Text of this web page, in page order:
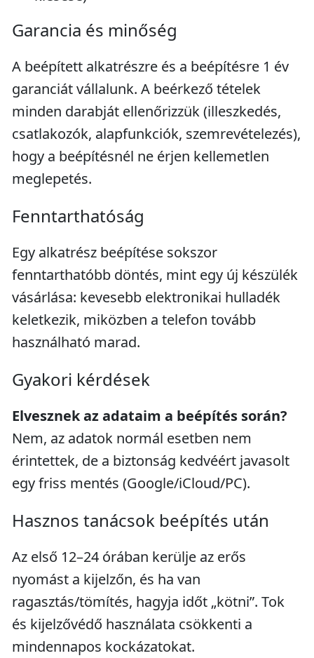
Garancia és minőség
A beépített alkatrészre és a beépítésre 1 év
garanciát vállalunk. A beérkező tételek
minden darabját ellenőrizzük (illeszkedés,
csatlakozók, alapfunkciók, szemrevételezés),
hogy a beépítésnél ne érjen kellemetlen
meglepetés.
Fenntarthatóság
Egy alkatrész beépítése sokszor
fenntarthatóbb döntés, mint egy új készülék
vásárlása: kevesebb elektronikai hulladék
keletkezik, miközben a telefon tovább
használható marad.
Gyakori kérdések
Elvesznek az adataim a beépítés során?
Nem, az adatok normál esetben nem
érintettek, de a biztonság kedvéért javasolt
egy friss mentés (Google/iCloud/PC).
Hasznos tanácsok beépítés után
Az első 12–24 órában kerülje az erős
nyomást a kijelzőn, és ha van
ragasztás/tömítés, hagyja időt „kötni”. Tok
és kijelzővédő használata csökkenti a
mindennapos kockázatokat.